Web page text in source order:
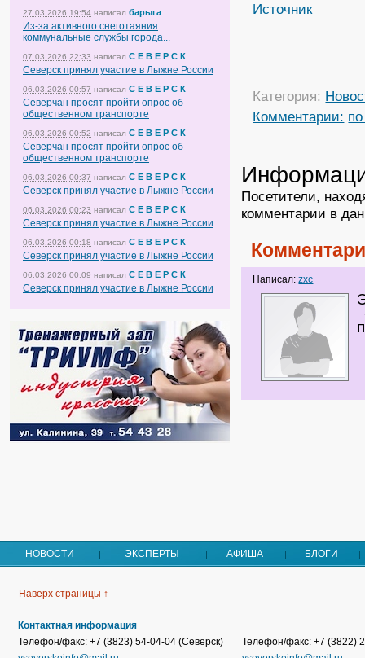
27.03.2026 19:54 написал барыга
Из-за активного снеготаяния
коммунальные службы города...
07.03.2026 22:33 написал С Е В Е Р С К
Северск принял участие в Лыжне России
06.03.2026 00:57 написал С Е В Е Р С К
Северчан просят пройти опрос об
общественном транспорте
06.03.2026 00:52 написал С Е В Е Р С К
Северчан просят пройти опрос об
общественном транспорте
06.03.2026 00:37 написал С Е В Е Р С К
Северск принял участие в Лыжне России
06.03.2026 00:23 написал С Е В Е Р С К
Северск принял участие в Лыжне России
06.03.2026 00:18 написал С Е В Е Р С К
Северск принял участие в Лыжне России
06.03.2026 00:09 написал С Е В Е Р С К
Северск принял участие в Лыжне России
Источник
Категория:
Комментарии:
Посетители,
комментарии в
Написал:zxc
НОВОСТИ ЭКСПЕРТЫ АФИША БЛОГИ
Наверх страницы ↑
Контактная информация
Телефон/факс: +7 (3823) 54-04-04 (Северск)
Телефон/факс: +7 (3822)